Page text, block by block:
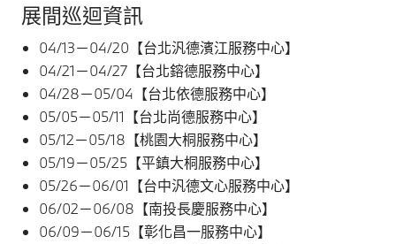
展間巡迴資訊
04/13－04/20【台北汎德濱江服務中心】
04/21－04/27【台北鎔德服務中心】
04/28－05/04【台北依德服務中心】
05/05－05/11【台北尚德服務中心】
05/12－05/18【桃園大桐服務中心】
05/19－05/25【平鎮大桐服務中心】
05/26－06/01【台中汎德文心服務中心】
06/02－06/08【南投長慶服務中心】
06/09－06/15【彰化昌一服務中心】